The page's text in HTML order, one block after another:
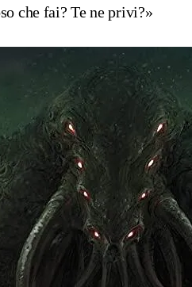
che fai? Te ne privi?»